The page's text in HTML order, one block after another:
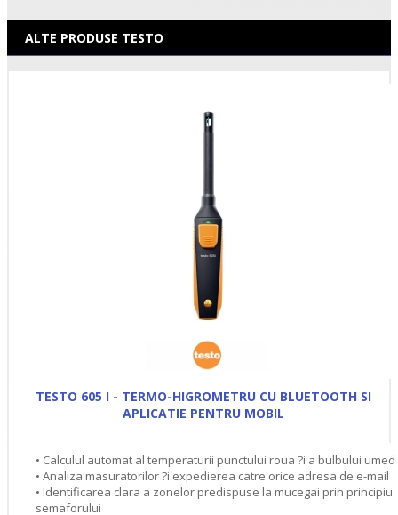
ALTE PRODUSE TESTO
TESTO 605 I - TERMO-HIGROMETRU CU BLUETOOTH SI
APLICATIE PENTRU MOBIL
• Calculul automat al temperaturii punctului roua ?i a bulbului umed
• Analiza masuratorilor ?i expedierea catre orice adresa de e-mail
• Identificarea clara a zonelor predispuse la mucegai prin principiu
semaforului